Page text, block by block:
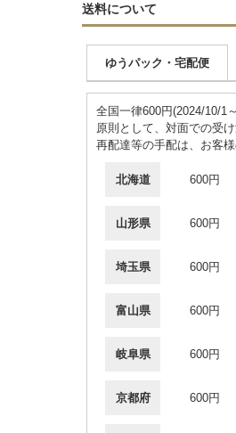
送料について
ゆうパック・宅配便
全国一律600円(2024/10/1～
原則として、対面での受
再配達等の手配は、お客
北海道 600円
山形県 600円
埼玉県 600円
富山県 600円
岐阜県 600円
京都府 600円